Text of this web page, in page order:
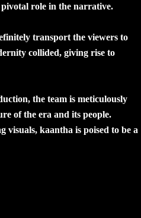
pivotal role in the narrative.
transport the viewers to
collided, giving rise to
the team is meticulously
of the era and its people.
kaantha is poised to be a